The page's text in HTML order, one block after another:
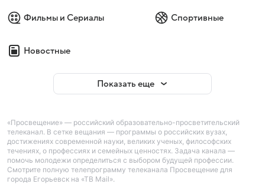
Фильмы и Сериалы Спортивные
Новостные
Показать еще
«Просвещение» — российский образовательно-просветительский
телеканал. В сетке вещания — программы о российских вузах,
достижениях современной науки, великих ученых, философских
течениях, о профессиях и семейных ценностях. Задача канала —
помочь молодежи определиться с выбором будущей профессии.
Смотрите полную телепрограмму телеканала Просвещение для
города Егорьевск на «ТВ Mail».